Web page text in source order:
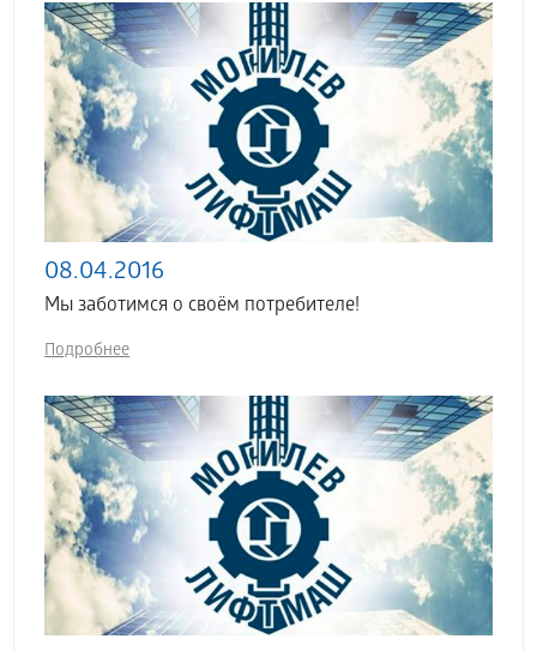
08.04.2016
Мы заботимся о своём потребителе!
Подробнее